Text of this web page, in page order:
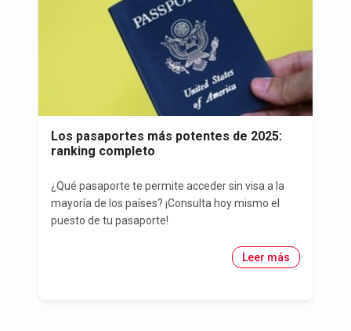
Los pasaportes más potentes de 2025:
ranking completo
¿Qué pasaporte te permite acceder sin visa a la
mayoría de los países? ¡Consulta hoy mismo el
puesto de tu pasaporte!
Leer más